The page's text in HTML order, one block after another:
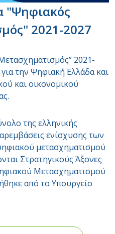
"Ψηφιακός
2021-2027
2021-
την Ψηφιακή Ελλάδα και
και οικονομικού
της ελληνικής
ενίσχυσης των
μετασχηματισμού
Στρατηγικούς Άξονες
Μετασχηματισμού
από το Υπουργείο